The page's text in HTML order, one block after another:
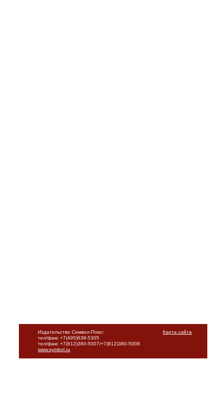
Карта сайта
Издательство Символ-Плюс
тел/факс +7(495)638-5305
тел/факс +7(812)380-5007/+7(812)380-5008
www.symbol.ru